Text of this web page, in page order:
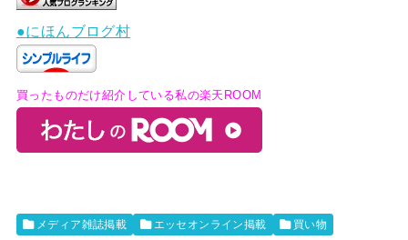
●にほんブログ村
買ったものだけ紹介している私の楽天ROOM
メディア雑誌掲載 エッセオンライン掲載 買い物